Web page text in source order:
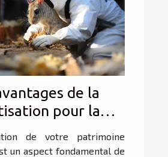
de la
pour la
de votre
immobilier
de votre patrimoine
un aspect fondamental de